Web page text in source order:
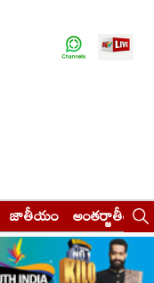
జాతీయం అంతర్జాతీయం